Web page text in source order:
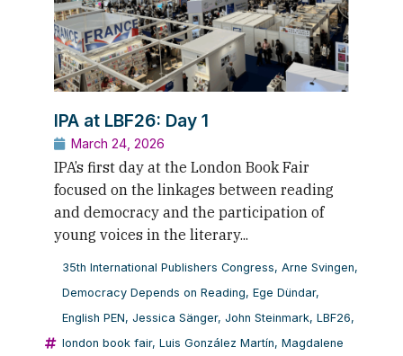
IPA at LBF26: Day 1
March 24, 2026
IPA’s first day at the London Book Fair
focused on the linkages between reading
and democracy and the participation of
young voices in the literary...
35th International Publishers Congress, Arne Svingen,
Democracy Depends on Reading, Ege Dündar,
English PEN, Jessica Sänger, John Steinmark, LBF26,
london book fair, Luis González Martín, Magdalene